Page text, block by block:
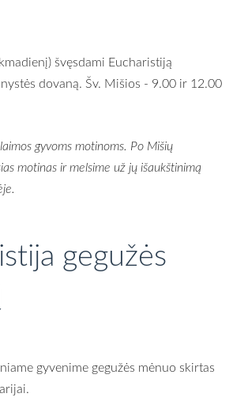
švęsdami Eucharistiją
dovaną. Šv. Mišios - 9.00 ir 12.00
gyvoms motinoms. Po Mišių
motinas ir melsime už jų išaukštinimą
gegužės
gyvenime gegužės mėnuo skirtas